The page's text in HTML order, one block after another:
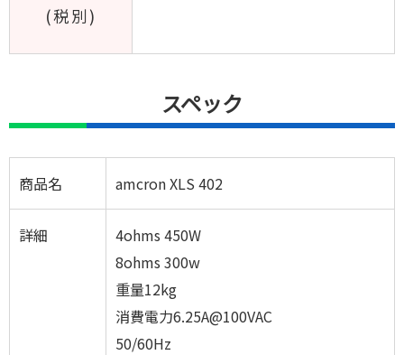
(税別)
スペック
商品名 amcron XLS 402
詳細
4ohms 450W
8ohms 300w
重量12kg
消費電力6.25A@100VAC
50/60Hz